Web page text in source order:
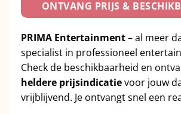
ONTVANG PRIJS &
PRIMA Entertainment– al meer
specialist in professioneel
Check de beschikbaarheid en
heldere prijsindicatievoor jouw
vrijblijvend. Je ontvangt snel een